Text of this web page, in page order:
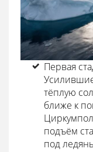
Первая
тёплую
ближе к
подъём
под